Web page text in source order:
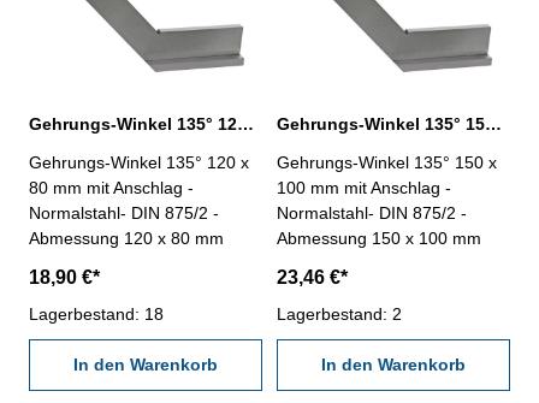
Gehrungs-Winkel 135° 120 x 80 mm DIN 875/2
Gehrungs-Winkel 135° 120 x
80 mm mit Anschlag -
Normalstahl- DIN 875/2 -
Abmessung 120 x 80 mm
18,90 €*
Lagerbestand: 18
In den Warenkorb
Gehrungs-Winkel 135° 150 x 100 mm DIN 875/2
Gehrungs-Winkel 135° 150 x
100 mm mit Anschlag -
Normalstahl- DIN 875/2 -
Abmessung 150 x 100 mm
23,46 €*
Lagerbestand: 2
In den Warenkorb